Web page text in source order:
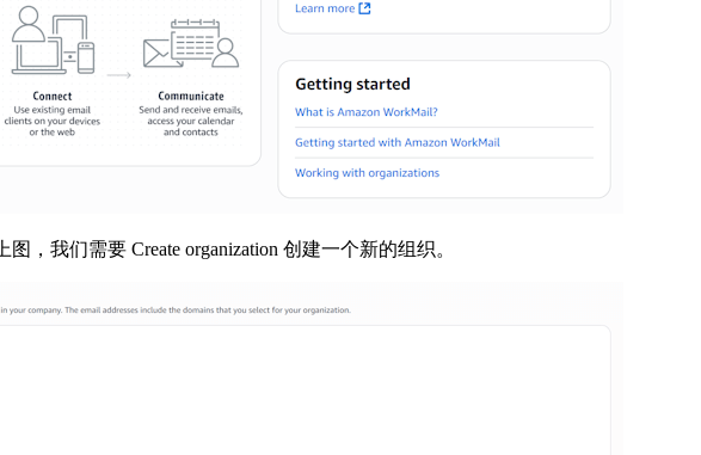
，我们需要 Create organization 创建一个新的组织。